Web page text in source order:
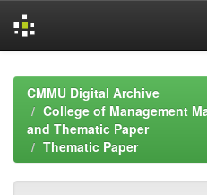
navigationCMMU Digital Archive
College of Management
and Thematic Paper
Thematic Paper